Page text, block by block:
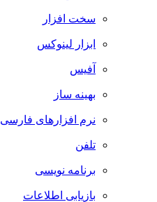
سخت افزار
ابزار لینوکس
آفیس
بهینه ساز
نرم افزارهای فارسی
تلفن
برنامه نویسی
بازیابی اطلاعات